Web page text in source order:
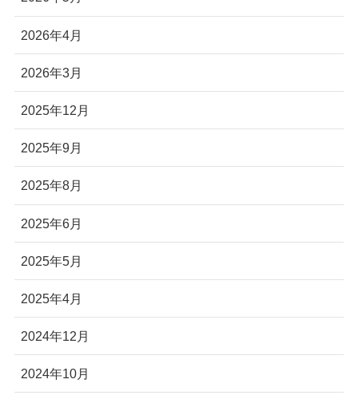
2026年4月
2026年3月
2025年12月
2025年9月
2025年8月
2025年6月
2025年5月
2025年4月
2024年12月
2024年10月